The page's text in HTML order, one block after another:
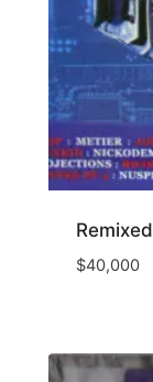
Remixed
$40,000